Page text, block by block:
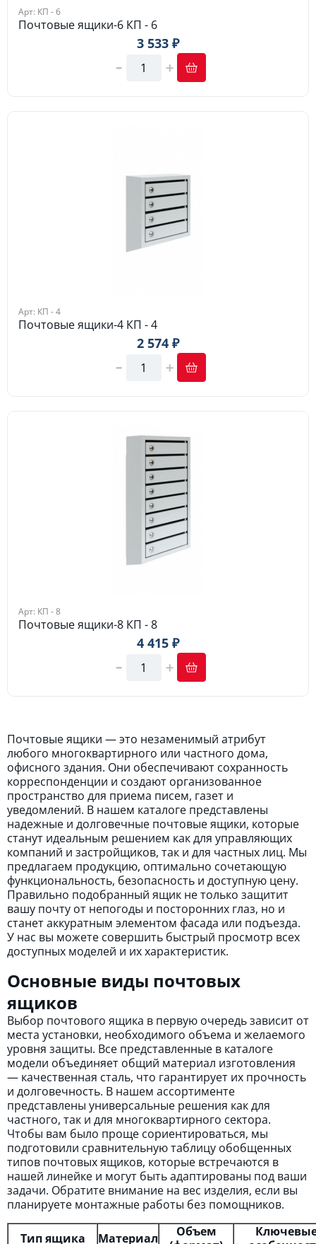
Арт: КП - 6
Почтовые ящики-6 КП - 6
3 533 ₽
Арт: КП - 4
Почтовые ящики-4 КП - 4
2 574 ₽
Арт: КП - 8
Почтовые ящики-8 КП - 8
4 415 ₽
Почтовые ящики — это незаменимый атрибут
любого многоквартирного или частного дома,
офисного здания. Они обеспечивают сохранность
корреспонденции и создают организованное
пространство для приема писем, газет и
уведомлений. В нашем каталоге представлены
надежные и долговечные почтовые ящики, которые
станут идеальным решением как для управляющих
компаний и застройщиков, так и для частных лиц. Мы
предлагаем продукцию, оптимально сочетающую
функциональность, безопасность и доступную цену.
Правильно подобранный ящик не только защитит
вашу почту от непогоды и посторонних глаз, но и
станет аккуратным элементом фасада или подъезда.
У нас вы можете совершить быстрый просмотр всех
доступных моделей и их характеристик.
Основные виды почтовых
ящиков
Выбор почтового ящика в первую очередь зависит от
места установки, необходимого объема и желаемого
уровня защиты. Все представленные в каталоге
модели объединяет общий материал изготовления
— качественная сталь, что гарантирует их прочность
и долговечность. В нашем ассортименте
представлены универсальные решения как для
частного, так и для многоквартирного сектора.
Чтобы вам было проще сориентироваться, мы
подготовили сравнительную таблицу обобщенных
типов почтовых ящиков, которые встречаются в
нашей линейке и могут быть адаптированы под ваши
задачи. Обратите внимание на вес изделия, если вы
планируете монтажные работы без помощников.
Тип ящика Материал
Объем